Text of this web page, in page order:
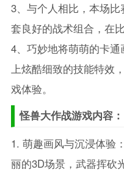
3、与个人相比，本场
套良好的战术组合，在
4、巧妙地将萌萌的卡
上炫酷细致的技能特效
戏体验。
怪兽大作战游戏内容：
1. 萌趣画风与沉浸体验
丽的3D场景，武器挥砍